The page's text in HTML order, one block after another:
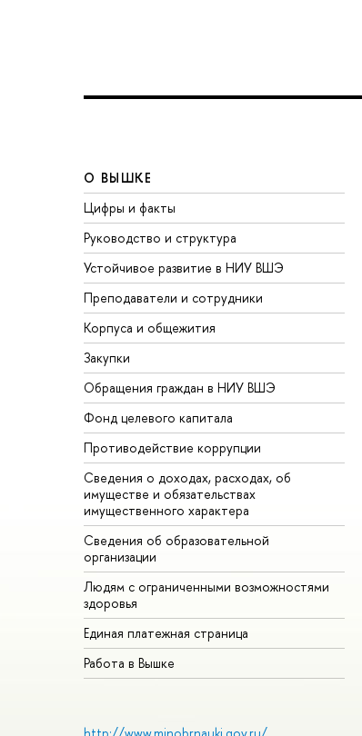
О ВЫШКЕ
Цифры и факты
Руководство и структура
Устойчивое развитие в НИУ ВШЭ
Преподаватели и сотрудники
Корпуса и общежития
Закупки
Обращения граждан в НИУ ВШЭ
Фонд целевого капитала
Противодействие коррупции
Сведения о доходах, расходах, об
имуществе и обязательствах
имущественного характера
Сведения об образовательной
организации
Людям с ограниченными возможностями
здоровья
Единая платежная страница
Работа в Вышке